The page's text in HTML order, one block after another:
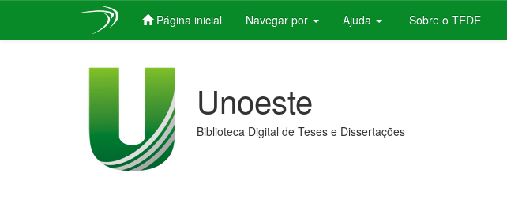
Página inicial Navegar por Ajuda Sobre o TEDE
Unoeste
Biblioteca Digital de Teses e Dissertações